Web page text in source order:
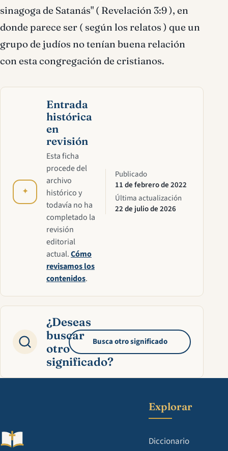
sinagoga de Satanás" ( Revelación 3:9 ), en
donde parece ser ( según los relatos ) que un
grupo de judíos no tenían buena relación
con esta congregación de cristianos.
✦
Entrada
histórica
en
revisión
Esta ficha
procede del
archivo
histórico y
todavía no ha
completado la
revisión
editorial
actual.Cómo
revisamos los
contenidos.
Publicado
11 de febrero de 2022
Última actualización
22 de julio de 2026
¿Deseas
buscar
otro
significado?
Busca otro significado
Explorar
Diccionario